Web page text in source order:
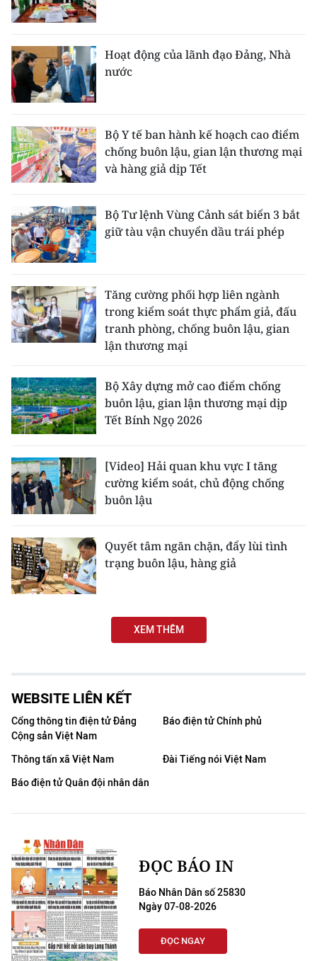
ENGLISH
中文
FRANÇAIS
ESPAÑOL
Hoạt động của lãnh đạo Đảng, Nhà
nước
Bộ Y tế ban hành kế hoạch cao điểm
chống buôn lậu, gian lận thương mại
và hàng giả dịp Tết
Bộ Tư lệnh Vùng Cảnh sát biển 3 bắt
giữ tàu vận chuyển dầu trái phép
Tăng cường phối hợp liên ngành
trong kiểm soát thực phẩm giả, đấu
tranh phòng, chống buôn lậu, gian
lận thương mại
Bộ Xây dựng mở cao điểm chống
buôn lậu, gian lận thương mại dịp
Tết Bính Ngọ 2026
[Video] Hải quan khu vực I tăng
cường kiểm soát, chủ động chống
buôn lậu
Quyết tâm ngăn chặn, đẩy lùi tình
trạng buôn lậu, hàng giả
XEM THÊM
WEBSITE LIÊN KẾT
Cổng thông tin điện tử Đảng
Cộng sản Việt Nam
Báo điện tử Chính phủ
Thông tấn xã Việt Nam
Đài Tiếng nói Việt Nam
Báo điện tử Quân đội nhân dân
ĐỌC BÁO IN
Báo Nhân Dân số 25830
Ngày 07-08-2026
ĐỌC NGAY